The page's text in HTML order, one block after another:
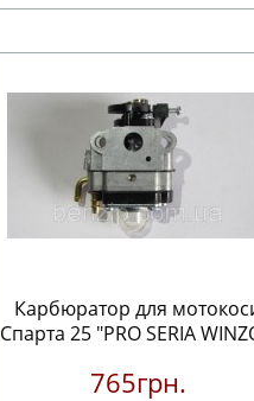
Карбюратор для
Спарта 25 "PRO SERIA
765грн.